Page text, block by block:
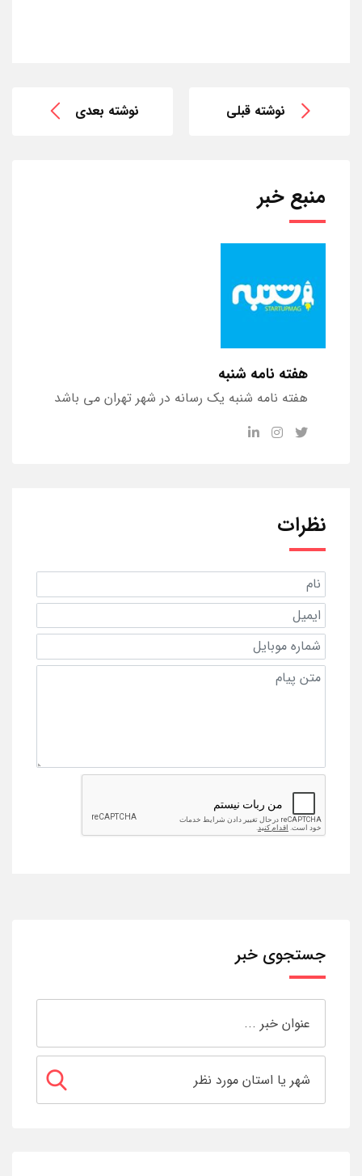
نوشته قبلی نوشته بعدی
منبع خبر
هفته نامه شنبه
هفته نامه شنبه یک رسانه در شهر تهران می باشد
نظرات
جستجوی خبر